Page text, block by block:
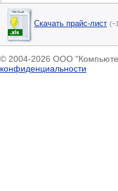
Скачать прайс-лист
© 2004-2026 ООО
конфиденциальности